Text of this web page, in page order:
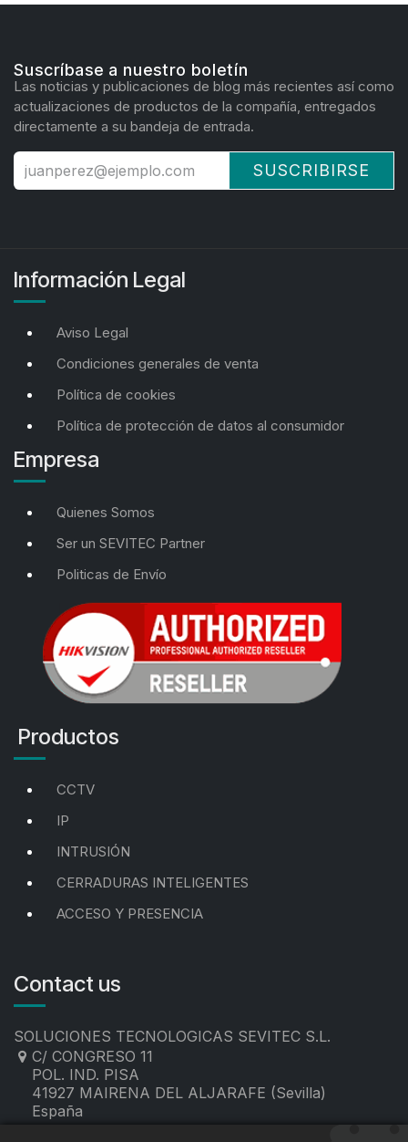
Suscríbase a nuestro boletín
Las noticias y publicaciones de blog más recientes así como
actualizaciones de productos de la compañía, entregados
directamente a su bandeja de entrada.
SUSCRIBIRSE
Información Legal
Aviso Legal
Condiciones generales de venta
Política de cookies
Política de protección de datos al consumidor
Empresa
Quienes Somos
Ser un SEVITEC Partner
Politicas de Envío
Productos
CCTV
IP
INTRUSIÓN
CERRADURAS INTELIGENTES
ACCESO Y PRESENCIA
Contact us
SOLUCIONES TECNOLOGICAS SEVITEC S.L.
C/ CONGRESO 11
POL. IND. PISA
41927 MAIRENA DEL ALJARAFE (Sevilla)
España